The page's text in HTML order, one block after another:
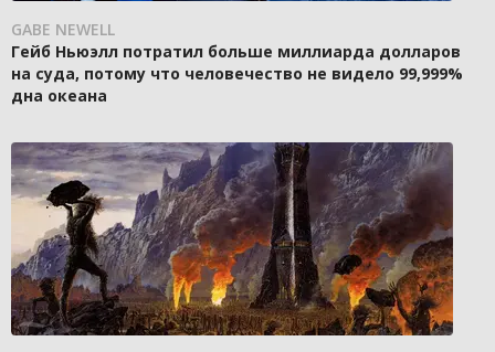
GABE NEWELL
Гейб Ньюэлл потратил больше миллиарда долларов
на суда, потому что человечество не видело 99,999%
дна океана